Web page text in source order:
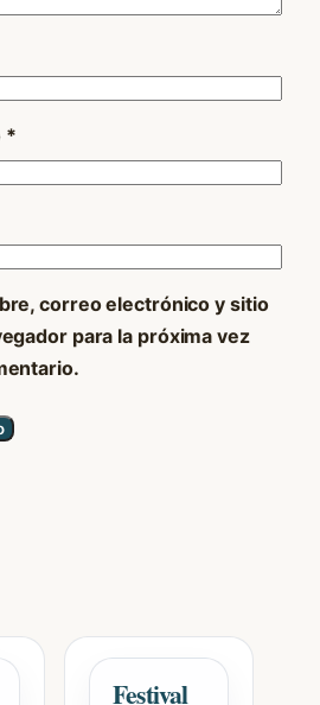
*
correo electrónico y sitio
para la próxima vez
Festival